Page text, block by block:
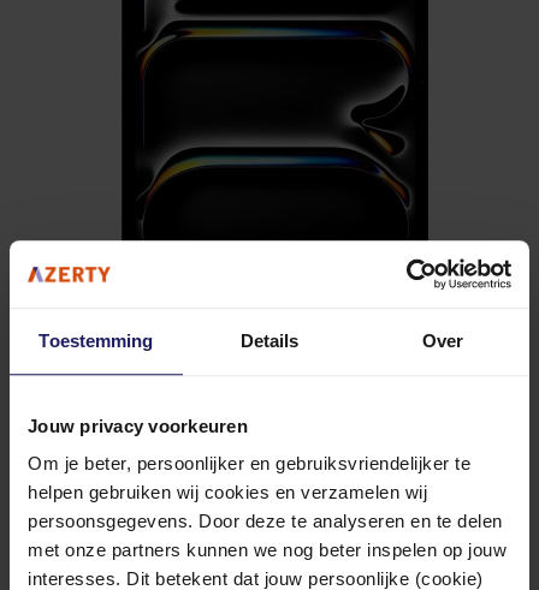
Toestemming Details Over
Jouw privacy voorkeuren
Om je beter, persoonlijker en gebruiksvriendelijker te
helpen gebruiken wij cookies en verzamelen wij
persoonsgegevens. Door deze te analyseren en te delen
met onze partners kunnen we nog beter inspelen op jouw
interesses. Dit betekent dat jouw persoonlijke (cookie)
Apple 11-inch iPad Pro M4 Wi-Fi - Tablet
10+ werkdagen
2.626,06
In winkel­wagen